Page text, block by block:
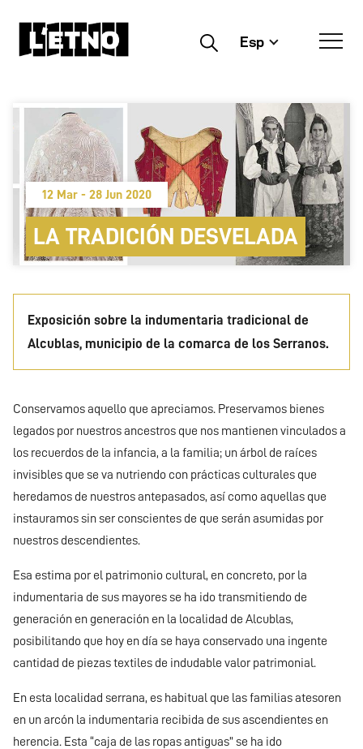
Buscar Esp
12 Mar - 28 Jun 2020
LA TRADICIÓN DESVELADA
Exposición sobre la indumentaria tradicional de
Alcublas, municipio de la comarca de los Serranos.
Conservamos aquello que apreciamos. Preservamos bienes
legados por nuestros ancestros que nos mantienen vinculados a
los recuerdos de la infancia, a la familia; un árbol de raíces
invisibles que se va nutriendo con prácticas culturales que
heredamos de nuestros antepasados, así como aquellas que
instauramos sin ser conscientes de que serán asumidas por
nuestros descendientes.
Esa estima por el patrimonio cultural, en concreto, por la
indumentaria de sus mayores se ha ido transmitiendo de
generación en generación en la localidad de Alcublas,
posibilitando que hoy en día se haya conservado una ingente
cantidad de piezas textiles de indudable valor patrimonial.
En esta localidad serrana, es habitual que las familias atesoren
en un arcón la indumentaria recibida de sus ascendientes en
herencia. Esta “caja de las ropas antiguas” se ha ido